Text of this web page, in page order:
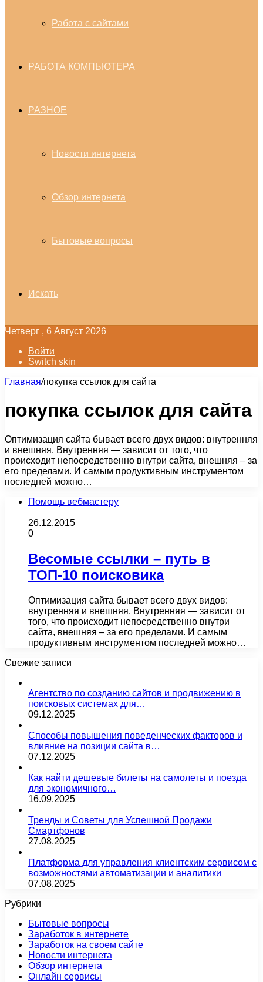
Работа с сайтами
РАБОТА КОМПЬЮТЕРА
РАЗНОЕ
Новости интернета
Обзор интернета
Бытовые вопросы
Искать
Четверг , 6 Август 2026
Войти
Switch skin
Главная/покупка ссылок для сайта
покупка ссылок для сайта
Оптимизация сайта бывает всего двух видов: внутренняя
и внешняя. Внутренняя — зависит от того, что
происходит непосредственно внутри сайта, внешняя – за
его пределами. И самым продуктивным инструментом
последней можно…
Помощь вебмастеру
26.12.2015
0
Весомые ссылки – путь в
ТОП-10 поисковика
Оптимизация сайта бывает всего двух видов:
внутренняя и внешняя. Внутренняя — зависит от
того, что происходит непосредственно внутри
сайта, внешняя – за его пределами. И самым
продуктивным инструментом последней можно…
Свежие записи
Агентство по созданию сайтов и продвижению в
поисковых системах для…
09.12.2025
Способы повышения поведенческих факторов и
влияние на позиции сайта в…
07.12.2025
Как найти дешевые билеты на самолеты и поезда
для экономичного…
16.09.2025
Тренды и Советы для Успешной Продажи
Смартфонов
27.08.2025
Платформа для управления клиентским сервисом с
возможностями автоматизации и аналитики
07.08.2025
Рубрики
Бытовые вопросы
Заработок в интернете
Заработок на своем сайте
Новости интернета
Обзор интернета
Онлайн сервисы